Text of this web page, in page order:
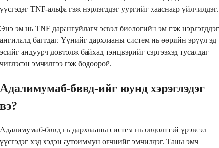
үүсгэдэг TNF-альфа гэж нэрлэгддэг уургийг хааснаар үйлчилдэг.
Энэ эм нь TNF дарангуйлагч эсвэл биологийн эм гэж нэрлэгддэг
ангилалд багтдаг. Үүнийг дархлааны систем нь өөрийн эрүүл эд
эсийг андуурч довтолж байхад тэнцвэрийг сэргээхэд тусалдаг
чиглэсэн эмчилгээ гэж бодоорой.
Адалимумаб-бввд-ийг юунд хэрэглэдэг
вэ?
Адалимумаб-бввд нь дархлааны систем нь өвдөлттэй үрэвсэл
үүсгэдэг хэд хэдэн аутоиммун өвчнийг эмчилдэг. Таны эмч